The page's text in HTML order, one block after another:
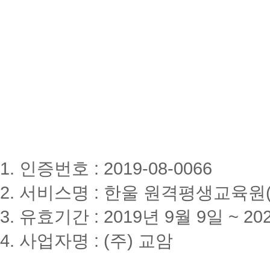
1. 인증번호 : 2019-08-0066
2. 서비스명 : 한울 원격평생교육
3. 유효기간 : 2019년 9월 9일 ~
4. 사업자명 : (주) 교암